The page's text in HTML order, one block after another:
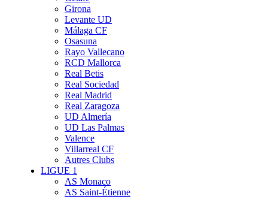
Girona
Levante UD
Málaga CF
Osasuna
Rayo Vallecano
RCD Mallorca
Real Betis
Real Sociedad
Real Madrid
Real Zaragoza
UD Almería
UD Las Palmas
Valence
Villarreal CF
Autres Clubs
LIGUE 1
AS Monaco
AS Saint-Étienne